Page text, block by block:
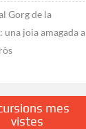
Gorg de la
una joia amagada a
mes
vistes